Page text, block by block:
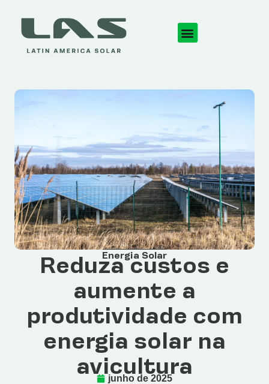
Energia Solar
Reduza custos e
aumente a
produtividade com
energia solar na
avicultura
junho de 2025